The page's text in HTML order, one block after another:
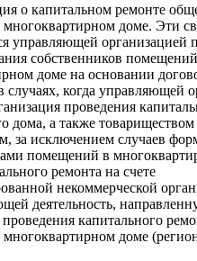
о капитальном ремонте
доме. Эти
управляющей организацией
собственников
доме на основании
случаях, когда управляющей
проведения
дома, а также товариществом
за исключением случаев
помещений в
ремонта на счете
некоммерческой
деятельность,
капитального
доме